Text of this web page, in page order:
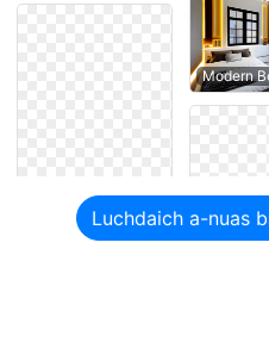
Modern
Luchdaich a-nuas